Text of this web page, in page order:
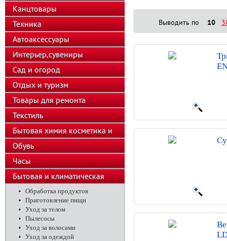
Канцтовары
Техника
Автоаксессуары
Интерьер,сувениры
Сад и огород
Отдых и туризм
Товары для ремонта
Текстиль
Бытовая химия косметика и
парфюмерия
Обувь
Часы
Бытовая и климатическая
техникаОбработка продуктов
Приготовление пищи
Уход за телом
Пылесосы
Уход за волосами
Уход за одеждой
Выводить по 10